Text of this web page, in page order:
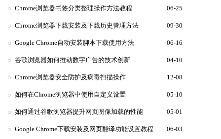
Chrome浏览器书签分类整理操作方法教程 06-25
Chrome浏览器下载安装及下载历史管理方法 09-30
Google Chrome自动安装脚本下载使用方法 06-16
谷歌浏览器如何推动数字广告的技术创新 04-10
Chrome浏览器安全防护及病毒扫描操作 12-08
如何在Chrome浏览器中使用自定义设置 05-10
如何通过谷歌浏览器提升网页图像加载的性能 05-01
Google Chrome下载安装及网页翻译功能设置教程 06-03